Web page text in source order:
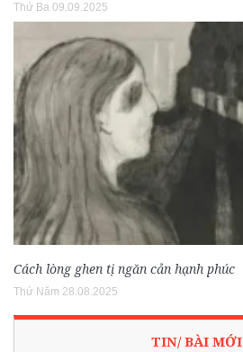
Thứ Ba 09.09.2025
Cách lòng ghen tị ngăn cản hạnh phúc
Thứ Năm 28.08.2025
TIN/ BÀI MỚI